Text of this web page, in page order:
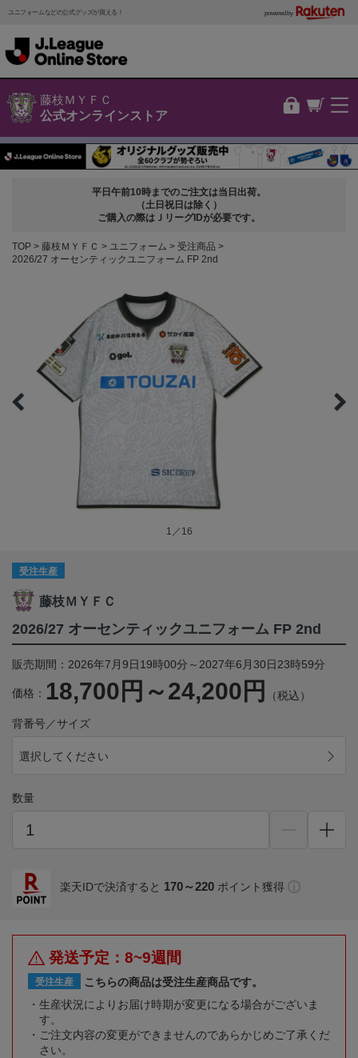
ユニフォームなどの公式グッズが買える！ powered by
藤枝ＭＹＦＣ
公式オンラインストア
平日午前10時までのご注文は当日出荷。
（土日祝日は除く）
ご購入の際はＪリーグIDが必要です。
TOP 藤枝ＭＹＦＣ ユニフォーム
受注商品
2026/27 オーセンティックユニフォーム FP 2nd
1／16
受注生産
藤枝ＭＹＦＣ
2026/27 オーセンティックユニフォーム FP 2nd
販売期間：2026年7月9日19時00分～2027年6月30日23時59分
価格： 18,700円～24,200円 （税込）
背番号／サイズ
選択してください
数量
楽天IDで決済すると 170～220 ポイント獲得
発送予定：8~9週間
受注生産
こちらの商品は受注生産商品です。
生産状況によりお届け時期が変更になる場合がございま
す。
ご注文内容の変更ができませんのであらかじめご了承くだ
さい。